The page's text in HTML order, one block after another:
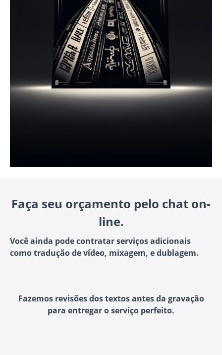
Faça seu orçamento pelo chat on-
line.
Você ainda pode contratar serviços adicionais
como tradução de vídeo, mixagem, e dublagem.
Fazemos revisões dos textos antes da gravação
para entregar o serviço perfeito.